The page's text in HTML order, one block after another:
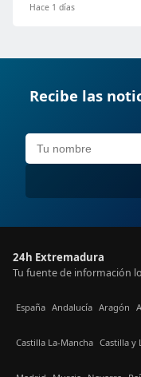
Hace 1 días
Recibe las
24h Extremadura
Tu fuente de información
España Andalucía Aragón
Castilla La-Mancha Castilla y